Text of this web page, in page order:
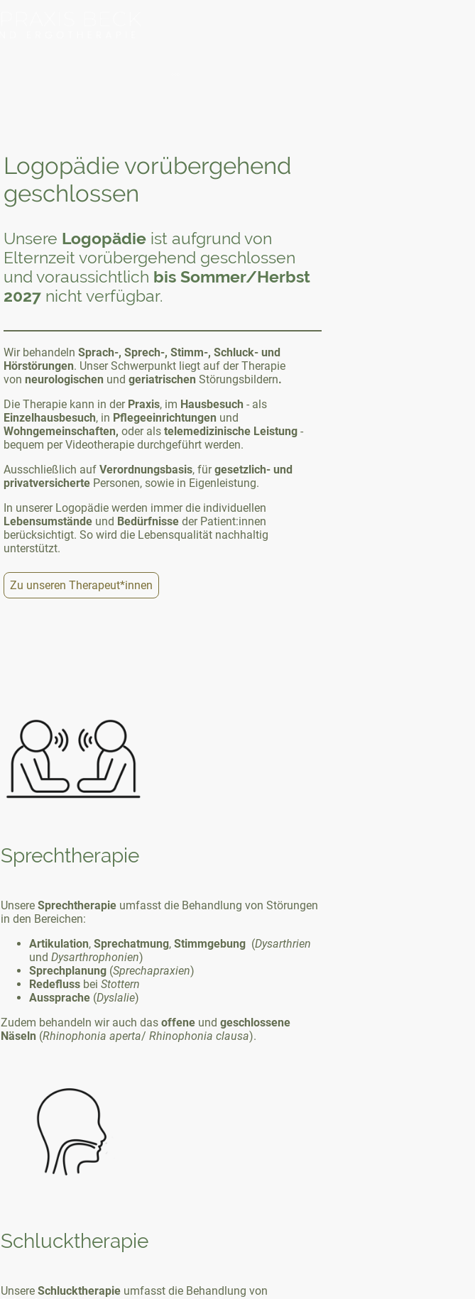
Logopädie vorübergehend
geschlossen
Unsere Logopädie ist aufgrund von
Elternzeit vorübergehend geschlossen
und voraussichtlich bis Sommer/Herbst
2027 nicht verfügbar.
Wir behandeln Sprach-, Sprech-, Stimm-, Schluck- und
Hörstörungen. Unser Schwerpunkt liegt auf der Therapie
von neurologischen und geriatrischen Störungsbildern.
Die Therapie kann in der Praxis, im Hausbesuch - als
Einzelhausbesuch, in Pflegeeinrichtungen und
Wohngemeinschaften, oder als telemedizinische Leistung -
bequem per Videotherapie durchgeführt werden.
Ausschließlich auf Verordnungsbasis, fürgesetzlich- und
privatversicherte Personen, sowie in Eigenleistung.
In unserer Logopädie werden immer die individuellen
Lebensumstände und Bedürfnisse der Patient:innen
berücksichtigt. So wird die Lebensqualität nachhaltig
unterstützt.
Zu unseren Therapeut*innen
Sprechtherapie
Unsere Sprechtherapie umfasst die Behandlung von Störungen
in den Bereichen:
Artikulation, Sprechatmung, Stimmgebung (Dysarthrien
und Dysarthrophonien)
Sprechplanung (Sprechapraxien)
Redefluss bei Stottern
Aussprache (Dyslalie)
Zudem behandeln wir auch das offene und geschlossene
Näseln (Rhinophonia aperta/ Rhinophonia clausa).
Schlucktherapie
Unsere Schlucktherapie umfasst die Behandlung von